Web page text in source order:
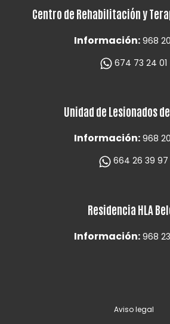
Centro de Rehabilitación y
Información: 968
674 73 24 01
Unidad de Lesionados
Información: 968
664 26 39 97
Residencia HLA
Información: 968
Aviso legal